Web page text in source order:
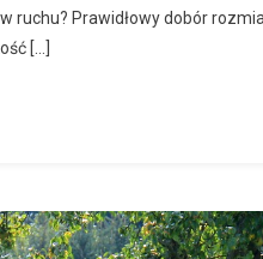
ruchu? Prawidłowy dobór
[…]